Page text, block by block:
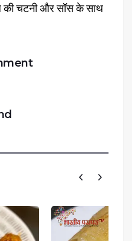
की चटनी और सॉस के साथ